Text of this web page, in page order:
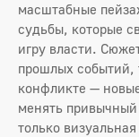
масштабные
судьбы, которые
игру власти.
прошлых
конфликте —
менять
только